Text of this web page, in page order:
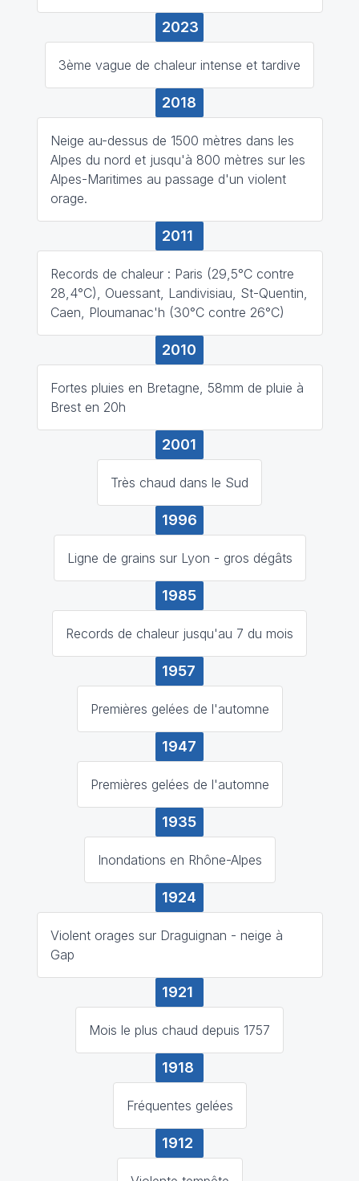
2023
3ème vague de chaleur intense et tardive
2018
Neige au-dessus de 1500 mètres dans les
Alpes du nord et jusqu'à 800 mètres sur les
Alpes-Maritimes au passage d'un violent
orage.
2011
Records de chaleur : Paris (29,5°C contre
28,4°C), Ouessant, Landivisiau, St-Quentin,
Caen, Ploumanac'h (30°C contre 26°C)
2010
Fortes pluies en Bretagne, 58mm de pluie à
Brest en 20h
2001
Très chaud dans le Sud
1996
Ligne de grains sur Lyon - gros dégâts
1985
Records de chaleur jusqu'au 7 du mois
1957
Premières gelées de l'automne
1947
Premières gelées de l'automne
1935
Inondations en Rhône-Alpes
1924
Violent orages sur Draguignan - neige à
Gap
1921
Mois le plus chaud depuis 1757
1918
Fréquentes gelées
1912